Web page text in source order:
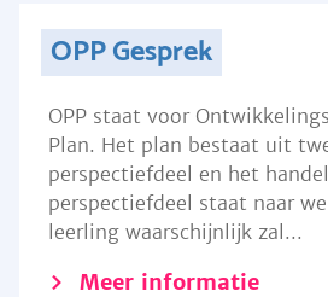
OPP Gesprek
OPP staat voor
Plan. Het plan bestaat uit
perspectiefdeel en het
perspectiefdeel staat naar
leerling waarschijnlijk zal...
Meer informatie